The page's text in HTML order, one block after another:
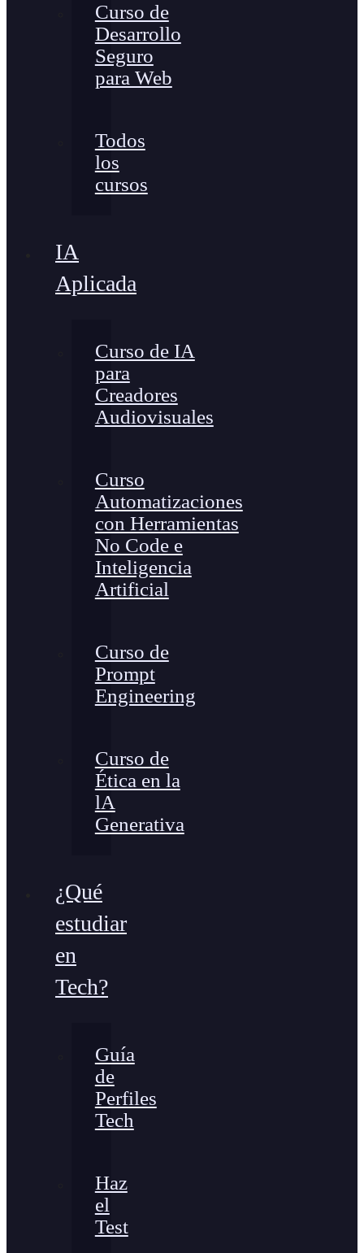
Curso de
Desarrollo
Seguro
para Web
Todos
los
cursos
IA
Aplicada
Curso de IA
para
Creadores
Audiovisuales
Curso
Automatizaciones
con Herramientas
No Code e
Inteligencia
Artificial
Curso de
Prompt
Engineering
Curso de
Ética en la
lA
Generativa
¿Qué
estudiar
en
Tech?
Guía
de
Perfiles
Tech
Haz
el
Test